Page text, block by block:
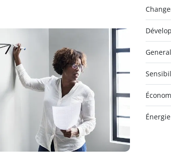
General